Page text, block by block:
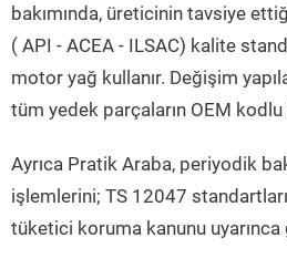
bakımında, üreticinin tavsiye
( API - ACEA - ILSAC) kalite
motor yağ kullanır. Değişim
tüm yedek parçaların OEM kodlu
Ayrıca Pratik Araba, periyodik
işlemlerini; TS 12047
tüketici koruma kanunu